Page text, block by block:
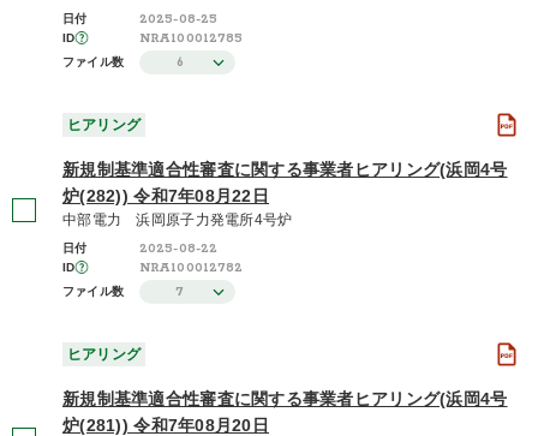
日付 2025-08-25
ID NRA100012785
ファイル数 6
ヒアリング
新規制基準適合性審査に関する事業者ヒアリング(浜岡4号
炉(282)) 令和7年08月22日
中部電力 浜岡原子力発電所4号炉
日付 2025-08-22
ID NRA100012782
ファイル数 7
ヒアリング
新規制基準適合性審査に関する事業者ヒアリング(浜岡4号
炉(281)) 令和7年08月20日